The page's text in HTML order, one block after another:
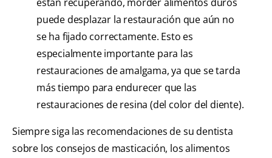
puede desplazar la restauración que aún no
se ha fijado correctamente. Esto es
especialmente importante para las
restauraciones de amalgama, ya que se tarda
más tiempo para endurecer que las
restauraciones de resina (del color del diente).
Siempre siga las recomendaciones de su dentista
sobre los consejos de masticación, los alimentos